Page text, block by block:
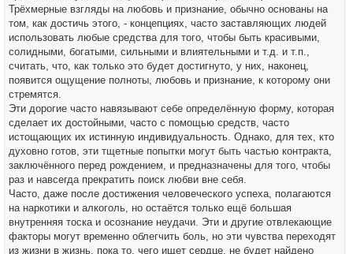
Трёхмерные взгляды на любовь и признание, обычно основаны на
том, как достичь этого, - концепциях, часто заставляющих людей
использовать любые средства для того, чтобы быть красивыми,
солидными, богатыми, сильными и влиятельными и т.д. и т.п.,
считать, что, как только это будет достигнуто, у них, наконец,
появится ощущение полноты, любовь и признание, к которому они
стремятся.
Эти дорогие часто навязывают себе определённую форму, которая
сделает их достойными, часто с помощью средств, часто
истощающих их истинную индивидуальность. Однако, для тех, кто
духовно готов, эти тщетные попытки могут быть частью контракта,
заключённого перед рождением, и предназначены для того, чтобы
раз и навсегда прекратить поиск любви вне себя.
Часто, даже после достижения человеческого успеха, полагаются
на наркотики и алкоголь, но остаётся только ещё большая
внутренняя тоска и осознание неудачи. Эти и другие отвлекающие
факторы могут временно облегчить боль, но эти чувства переходят
из жизни в жизнь, пока то, чего ищет сердце, не будет найдено